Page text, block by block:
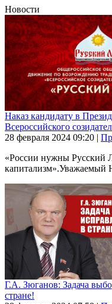
Новости
Наказ кандидату в
Всероссийского
28 февраля 2024 09:20 |
«России нужны Русский
Г.А. Зюганов: Задача
стране!